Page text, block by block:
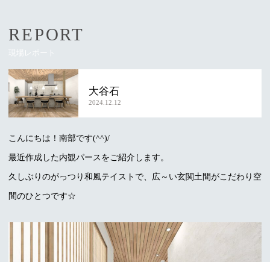
REPORT
現場レポート
大谷石
2024.12.12
こんにちは！南部です(^^)/
最近作成した内観パースをご紹介します。
久しぶりのがっつり和風テイストで、広～い玄関土間がこだわり空
間のひとつです☆